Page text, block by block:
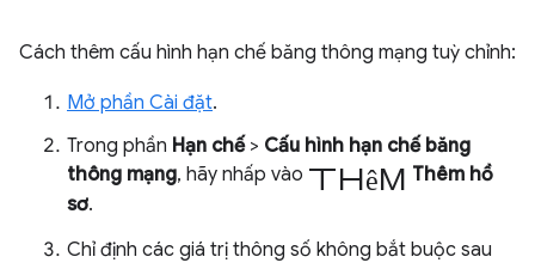
Cách thêm cấu hình hạn chế băng thông mạng tuỳ chỉnh:
Mở phần Cài đặt.
Trong phần Hạn chế> Cấu hình hạn chế băng
thông mạng, hãy nhấp vào thêm Thêm hồ
sơ.
Chỉ định các giá trị thông số không bắt buộc sau